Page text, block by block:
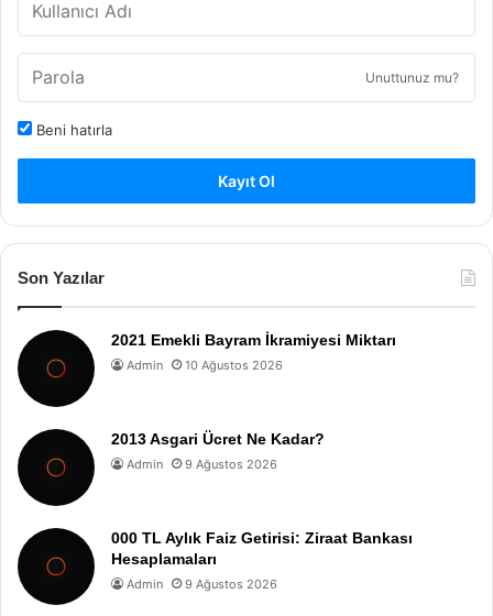
Unuttunuz mu?
Beni hatırla
Kayıt Ol
Son Yazılar
2021 Emekli Bayram İkramiyesi Miktarı
Admin 10 Ağustos 2026
2013 Asgari Ücret Ne Kadar?
Admin 9 Ağustos 2026
000 TL Aylık Faiz Getirisi: Ziraat Bankası
Hesaplamaları
Admin 9 Ağustos 2026